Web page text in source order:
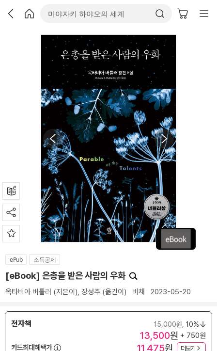
ePub 소득공제
[eBook] 은총을 받은 사람의 우화
옥타비아 버틀러 (지은이), 장성주 (옮긴이) 비채 2023-05-20
전자책 15,000원, 10%
13,500원 + 750원
카드최대혜택가
11,475원 더보기